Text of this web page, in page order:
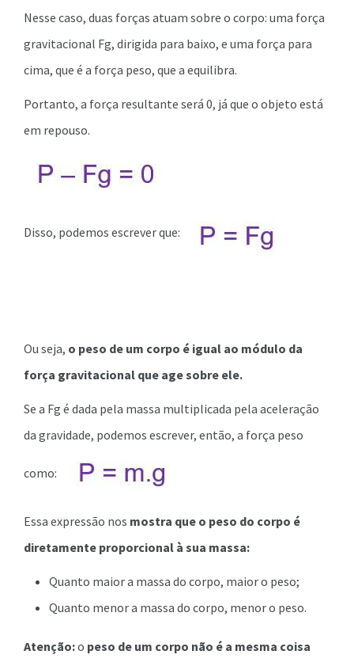
Nesse caso, duas forças atuam sobre o corpo: uma força
gravitacional Fg, dirigida para baixo, e uma força para
cima, que é a força peso, que a equilibra.
Portanto, a força resultante será 0, já que o objeto está
em repouso.
Disso, podemos escrever que:
Ou seja, o peso de um corpo é igual ao módulo da
força gravitacional que age sobre ele.
Se a Fg é dada pela massa multiplicada pela aceleração
da gravidade, podemos escrever, então, a força peso
como:
Essa expressão nos mostra que o peso do corpo é
diretamente proporcional à sua massa:
Quanto maior a massa do corpo, maior o peso;
Quanto menor a massa do corpo, menor o peso.
Atenção:o peso de um corpo não é a mesma coisa